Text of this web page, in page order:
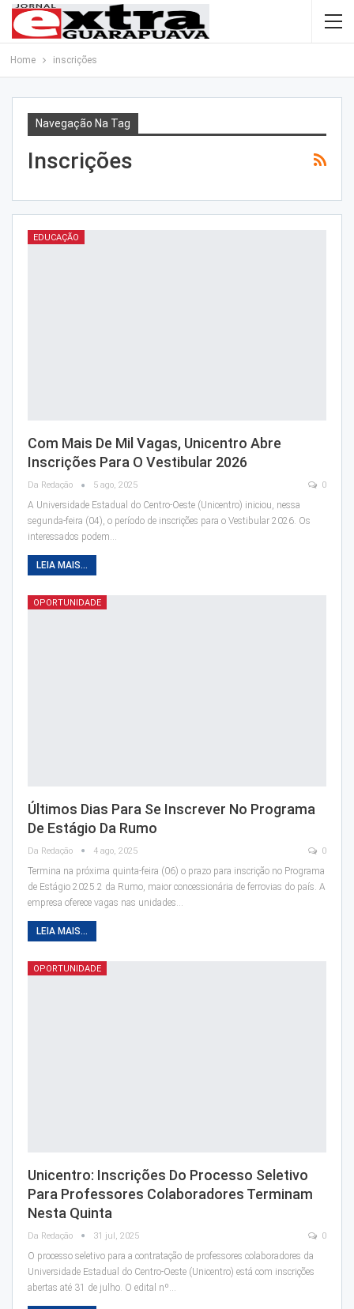
Home inscrições
Navegação Na Tag
Inscrições
EDUCAÇÃO
Com Mais De Mil Vagas, Unicentro Abre
Inscrições Para O Vestibular 2026
Da Redação 5 ago, 2025 0
A Universidade Estadual do Centro-Oeste (Unicentro) iniciou, nessa
segunda-feira (04), o período de inscrições para o Vestibular 2026. Os
interessados podem…
LEIA MAIS...
OPORTUNIDADE
Últimos Dias Para Se Inscrever No Programa
De Estágio Da Rumo
Da Redação 4 ago, 2025 0
Termina na próxima quinta-feira (06) o prazo para inscrição no Programa
de Estágio 2025.2 da Rumo, maior concessionária de ferrovias do país. A
empresa oferece vagas nas unidades…
LEIA MAIS...
OPORTUNIDADE
Unicentro: Inscrições Do Processo Seletivo
Para Professores Colaboradores Terminam
Nesta Quinta
Da Redação 31 jul, 2025 0
O processo seletivo para a contratação de professores colaboradores da
Universidade Estadual do Centro-Oeste (Unicentro) está com inscrições
abertas até 31 de julho. O edital nº…